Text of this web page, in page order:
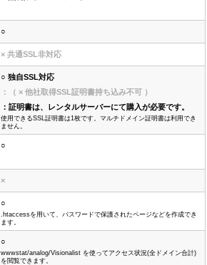
○
× 共通SSL非対応
○ 独自SSL対応
：（ × 他社取得SSL証明書持ち込み不可 ）
：証明書は、レンタルサーバーにて購入が必要です。
使用できるSSL証明書は1枚です。マルチドメイン証明書は利用でき
ません。
○
×
○
.htaccessを用いて、パスワードで保護されたページなどを作成でき
ます。
○
wwwstat/analog/Visionalist を使ってアクセス状況(全ドメイン合計)
を閲覧できます。